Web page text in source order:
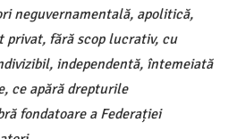
neguvernamentală, apolitică,
privat, fără scop lucrativ, cu
independentă, întemeiată
ce apără drepturile
fondatoare a Federației